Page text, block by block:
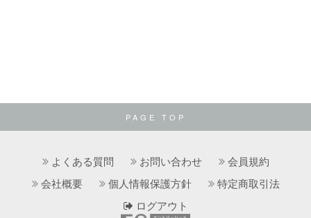
PAGE TOP
よくある質問 お問い合わせ
会員規約
会社概要
個人情報保護方針
特定商取引法
ログアウト